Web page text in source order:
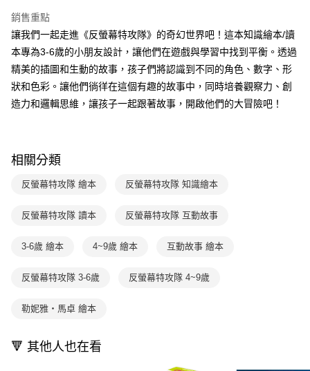
【注意事項】
用戶於交易時，得透過本服務購買商品或服務，並由商店將買賣／分期付款
買賣價金債權讓與本公司後，依約使用本公司帳單繳交帳款。
2.基於同意付款使用「大哥付你分期」之契約關係目的，商店將以您的個人
資料（包含姓名、電話或地址）提供予台灣大哥大進項蒐集、處理及利用，
由本公司與您本人進行分期帳單所需資料之確認、核對及更正。
２．訂單成立數日內，您將收到繳費通知簡訊。
３．收到繳費通知簡訊後14天內，點擊此簡訊中的連結，可透過四大超商／
ATM／網路銀行／等多元方式進行付款，方視為交易完成。
※ 請注意：結帳手續完成當下不需立刻繳費，但若您需要取消訂單，請聯絡
購買商品的店家。未經商家同意取消之訂單仍視為有效，需透過AFTEE先享
後付繳納相關費用。
※ 交易是否成功請以「AFTEE先享後付 」之結帳頁面顯示為準，若有關於
是否繳費成功／繳費後需取消欲退款等相關疑問，請聯繫「AFTEE先享後付
易，需依本服務之必要範圍內提供個人資料，並將交易相關給付款項請求債
２．關於個人資料處理事宜，請瀏覽以下網址：
３．未成年的使用者請事先徵得法定代理人或監護人之同意方可使用
４．使用「AFTEE先享後付」時，將依據個別帳號之用戶狀況，依本公司即
請求用戶進行身份認證。
每筆NT$70，滿NT$800(含以上)免運費
每筆NT$70，滿NT$800(含以上)免運費
離島宅配（澎湖、金門、馬祖、小琉球；不適用於郵局i郵箱）
每筆NT$200
銷售重點
讓我們一起走進《反螢幕特攻隊》的奇幻世界吧！這本知識繪本/讀
本專為3-6歲的小朋友設計，讓他們在遊戲與學習中找到平衡。透過
精美的插圖和生動的故事，孩子們將認識到不同的角色、數字、形
狀和色彩。讓他們徜徉在這個有趣的故事中，同時培養觀察力、創
造力和邏輯思維，讓孩子一起跟著故事，開啟他們的大冒險吧！
相關分類
反螢幕特攻隊 繪本 反螢幕特攻隊 知識繪本
反螢幕特攻隊 讀本 反螢幕特攻隊 互動故事
3-6歲 繪本 4~9歲 繪本 互動故事 繪本
反螢幕特攻隊 3-6歲 反螢幕特攻隊 4~9歲
勒妮雅・馬卓 繪本
🔻 其他人也在看